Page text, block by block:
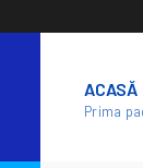
ACASĂ
Prima